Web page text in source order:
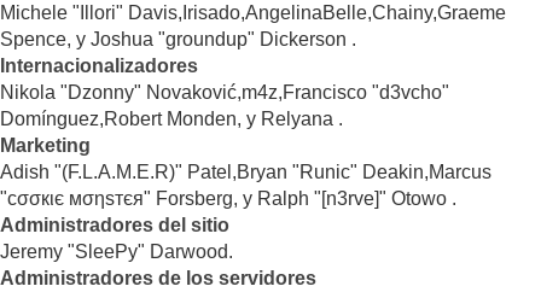
Michele "Illori" Davis,Irisado,AngelinaBelle,Chainy,Graeme
Spence, y Joshua "groundup" Dickerson .
Internacionalizadores
Nikola "Dzonny" Novaković,m4z,Francisco "d3vcho"
Domínguez,Robert Monden, y Relyana .
Marketing
Adish "(F.L.A.M.E.R)" Patel,Bryan "Runic" Deakin,Marcus
"cσσкιє мσηѕтєя" Forsberg, y Ralph "[n3rve]" Otowo .
Administradores del sitio
Jeremy "SleePy" Darwood.
Administradores de los servidores